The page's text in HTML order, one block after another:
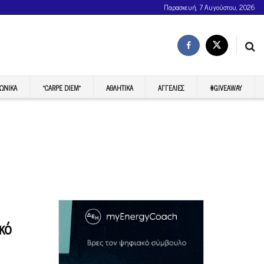
Παρασκευή, 7 Αυγούστου, 2026
“CARPE DIEM” ΑΘΛΗΤΙΚΆ ΑΓΓΕΛΊΕΣ #GIVEAWAY